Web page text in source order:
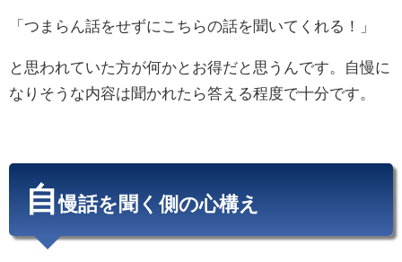
「つまらん話をせずにこちらの話を聞いてくれる！」
と思われていた方が何かとお得だと思うんです。自慢に
なりそうな内容は聞かれたら答える程度で十分です。
自慢話を聞く側の心構え